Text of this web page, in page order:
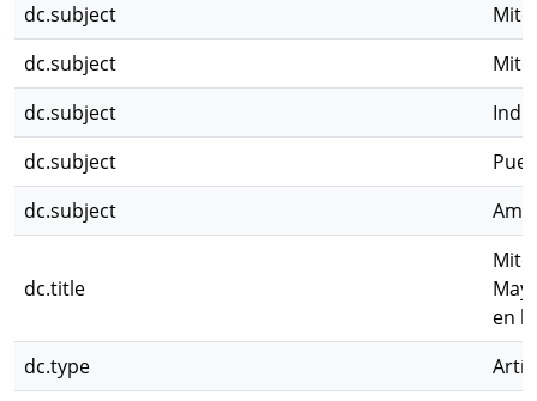
dc.subject
dc.subject
dc.subject
dc.subject
dc.subject
dc.title
en
dc.type